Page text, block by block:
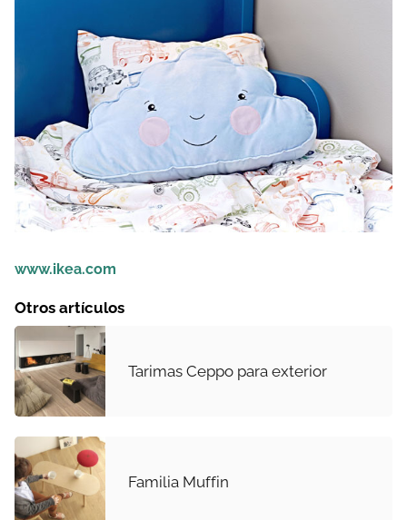
www.ikea.com
Otros artículos
Tarimas Ceppo para exterior
Familia Muffin